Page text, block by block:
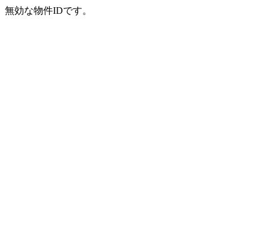
無効な物件IDです。